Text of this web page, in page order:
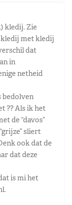
kledij. Zie
met kledij
dat
in
netheid
bedolven
?? Als ik het
de “davos”
sliert
ook dat de
dat deze
is mi het